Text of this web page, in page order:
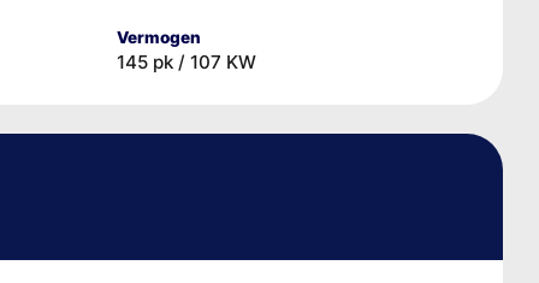
Vermogen
145 pk / 107 KW